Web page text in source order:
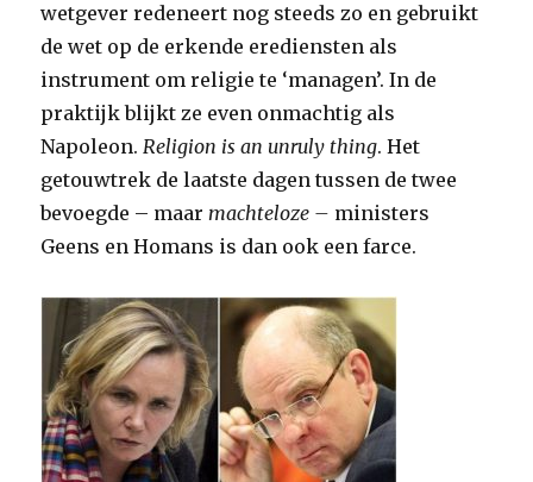
wetgever redeneert nog steeds zo en gebruikt
de wet op de erkende erediensten als
instrument om religie te ‘managen’. In de
praktijk blijkt ze even onmachtig als
Napoleon.Religion is an unruly thing. Het
getouwtrek de laatste dagen tussen de twee
bevoegde – maarmachteloze – ministers
Geens en Homans is dan ook een farce.